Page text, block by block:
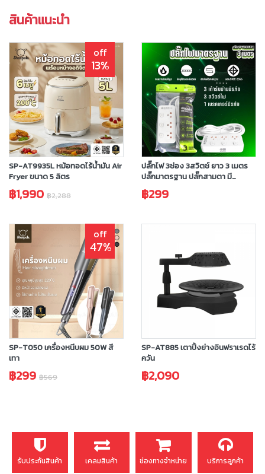
สินค้าแนะนำ
off
13%
SP-AT9935L หม้อทอดไร้น้ำมัน Air
Fryer ขนาด 5 ลิตร
฿1,990 ฿2,288
ปลั๊กไฟ 3ช่อง 3สวิตช์ ยาว 3 เมตร
ปลั๊กมาตรฐาน ปลั๊กสามตา มี
มอก.ประกัน 3 ปี
฿299
off
47%
SP-T050 เครื่องหนีบผม 50W สี
เทา
฿299 ฿569
SP-AT885 เตาปิ้งย่างอินฟราเรดไร้
ควัน
฿2,090
รับประกันสินค้า เคลมสินค้า ช่องทางจำหน่าย บริการลูกค้า